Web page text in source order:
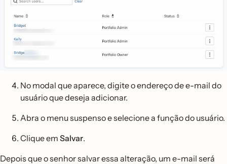
No modal que aparece, digite o endereço de e-mail do
usuário que deseja adicionar.
Abra o menu suspenso e selecione a função do usuário.
Clique em Salvar.
Depois que o senhor salvar essa alteração, um e-mail será